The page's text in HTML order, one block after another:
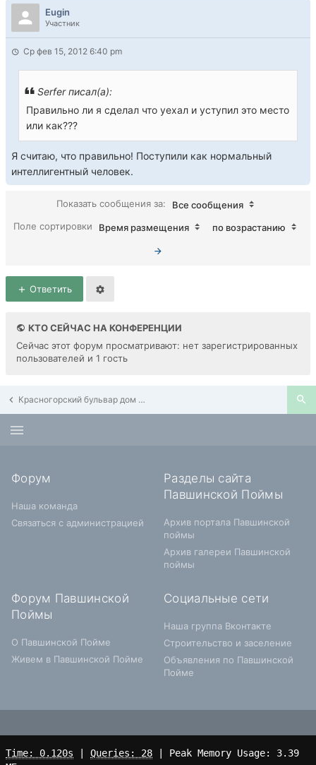
Eugin
Участник
Ср фев 15, 2012 6:40 pm
Serfer писал(а):
Правильно ли я сделал что уехал и уступил это место
или как???
Я считаю, что правильно! Поступили как нормальный
интеллигентный человек.
Показать сообщения за:
Все сообщения
Поле сортировки
Время размещения по возрастанию
Ответить
КТО СЕЙЧАС НА КОНФЕРЕНЦИИ
Сейчас этот форум просматривают: нет зарегистрированных
пользователей и 1 гость
Красногорский бульвар дом 5, дом 7, дом 9
Форум
Наша команда
Связаться с администрацией
Разделы сайта
Павшинской Поймы
Архив портала Павшинской
поймы
Архив галереи Павшинской
поймы
Форум Павшинской
Поймы
О Павшинской Пойме
Живем в Павшинской Пойме
Социальные сети
Наша группа Вконтакте
Строительство и заселение
Объявления по Павшинской
Пойме
Time: 0.120s Queries: 28 | Peak Memory Usage: 3.39